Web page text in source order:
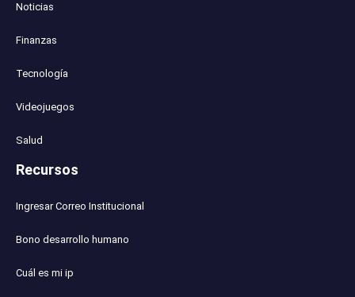
Noticias
Finanzas
Tecnología
Videojuegos
Salud
Recursos
Ingresar Correo Institucional
Bono desarrollo humano
Cuál es mi ip